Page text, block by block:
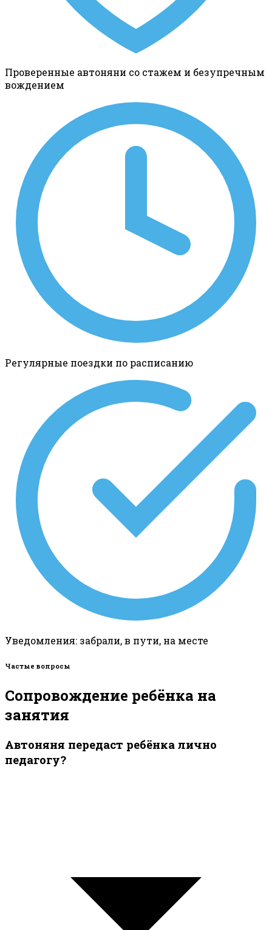
Проверенные автоняни со стажем и безупречным
вождением
Регулярные поездки по расписанию
Уведомления: забрали, в пути, на месте
Частые вопросы
Сопровождение ребёнка на
занятия
Автоняня передаст ребёнка лично
педагогу?